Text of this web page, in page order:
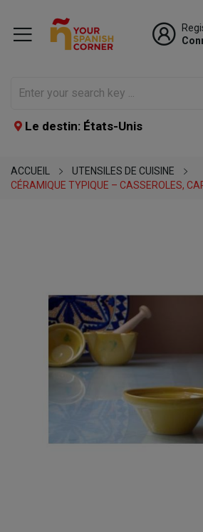
Le destin: États-Unis
ACCUEIL
UTENSILES DE CUISINE
CÉRAMIQUE TYPIQUE – CASSEROLES,